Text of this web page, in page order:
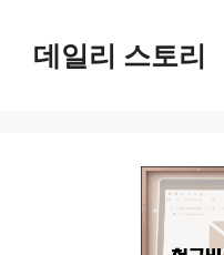
데일리 스토리